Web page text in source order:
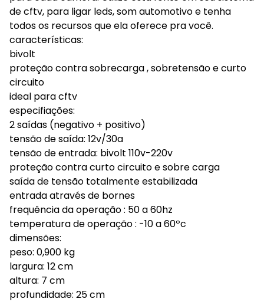
de cftv, para ligar leds, som automotivo e tenha
todos os recursos que ela oferece pra você.
características:
bivolt
proteção contra sobrecarga , sobretensão e curto
circuito
ideal para cftv
especifiações:
2 saídas (negativo + positivo)
tensão de saída: 12v/30a
tensão de entrada: bivolt 110v-220v
proteção contra curto circuito e sobre carga
saída de tensão totalmente estabilizada
entrada através de bornes
frequência da operação : 50 a 60hz
temperatura de operação : -10 a 60ºc
dimensões:
peso: 0,900 kg
largura: 12 cm
altura: 7 cm
profundidade: 25 cm